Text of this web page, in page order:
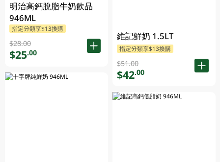
明治高鈣脫脂牛奶飲品
946ML
指定分類享$13換購
$28.00
$25.00
維記鮮奶 1.5LT
指定分類享$13換購
$51.00
$42.00